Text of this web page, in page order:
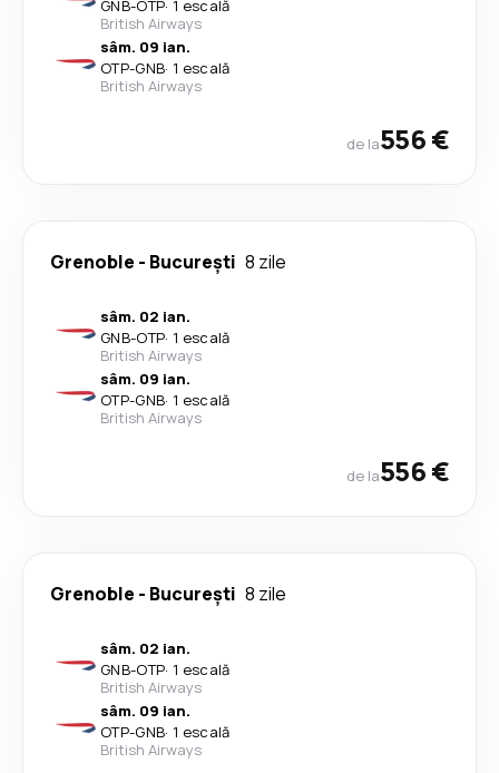
GNB-OTP· 1 escală
British Airways
sâm. 09 ian.
OTP-GNB· 1 escală
British Airways
de la556 €
Grenoble - București 8 zile
sâm. 02 ian.
GNB-OTP· 1 escală
British Airways
sâm. 09 ian.
OTP-GNB· 1 escală
British Airways
de la556 €
Grenoble - București 8 zile
sâm. 02 ian.
GNB-OTP· 1 escală
British Airways
sâm. 09 ian.
OTP-GNB· 1 escală
British Airways